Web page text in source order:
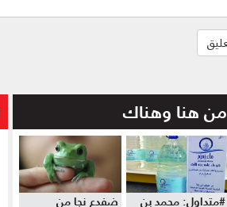
من هنا وهناك
#متداول: محمد بن ضفدع نجا من